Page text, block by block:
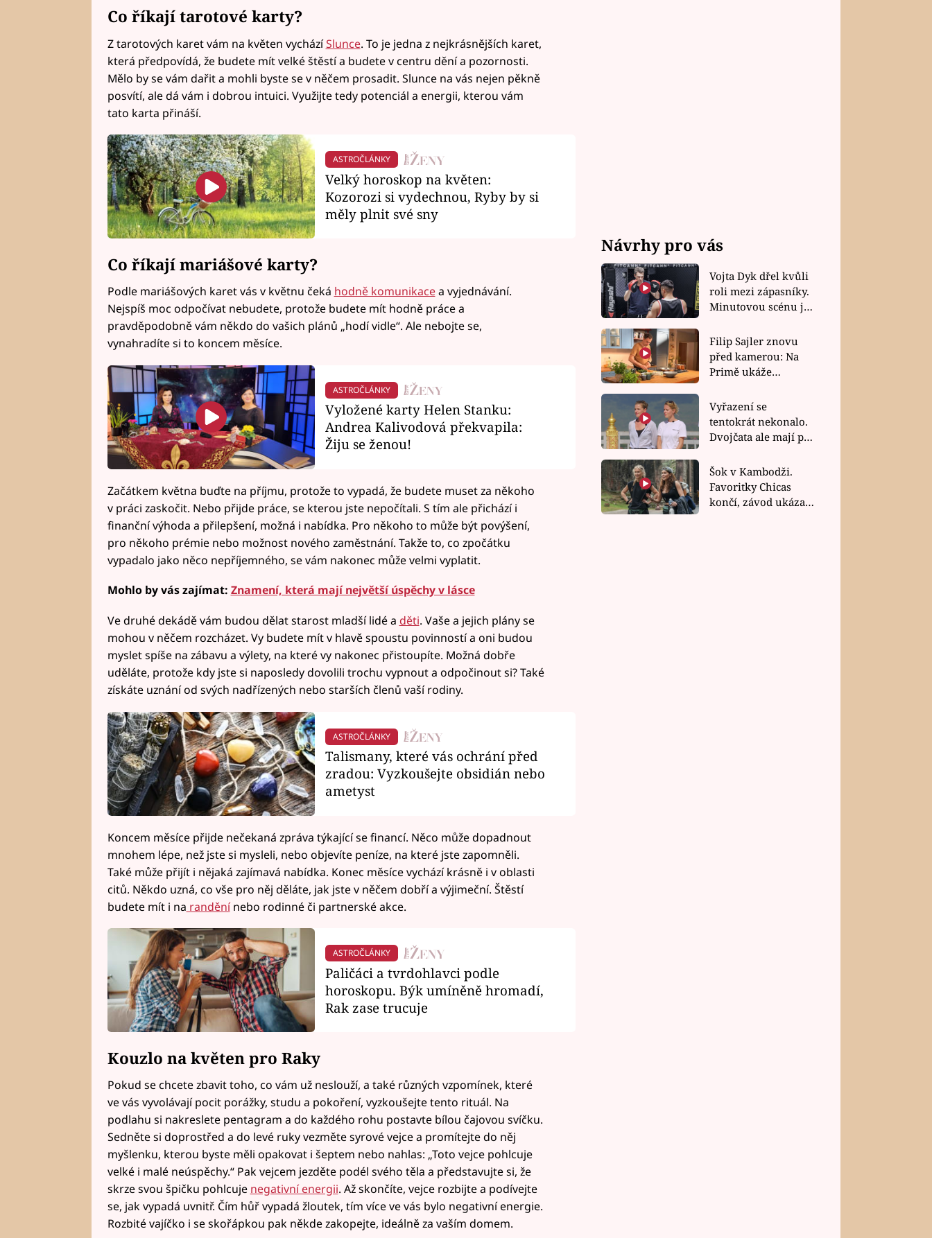
Co říkají tarotové karty?
Z tarotových karet vám na květen vycházíSlunce. To je jedna z nejkrásnějších karet,
která předpovídá, že budete mít velké štěstí a budete v centru dění a pozornosti.
Mělo by se vám dařit a mohli byste se v něčem prosadit. Slunce na vás nejen pěkně
posvítí, ale dá vám i dobrou intuici. Využijte tedy potenciál a energii, kterou vám
tato karta přináší.
ASTROČLÁNKY
Velký horoskop na květen:
Kozorozi si vydechnou, Ryby by si
měly plnit své sny
Co říkají mariášové karty?
Podle mariášových karet vás v květnu čeká hodně komunikacea vyjednávání.
Nejspíš moc odpočívat nebudete, protože budete mít hodně práce a
pravděpodobně vám někdo do vašich plánů „hodí vidle“. Ale nebojte se,
vynahradíte si to koncem měsíce.
ASTROČLÁNKY
Vyložené karty Helen Stanku:
Andrea Kalivodová překvapila:
Žiju se ženou!
Začátkem května buďte na příjmu, protože to vypadá, že budete muset za někoho
v práci zaskočit. Nebo přijde práce, se kterou jste nepočítali. S tím ale přichází i
finanční výhoda a přilepšení, možná i nabídka. Pro někoho to může být povýšení,
pro někoho prémie nebo možnost nového zaměstnání. Takže to, co zpočátku
vypadalo jako něco nepříjemného, se vám nakonec může velmi vyplatit.
Mohlo by vás zajímat: Znamení, která mají největší úspěchy v lásce
Ve druhé dekádě vám budou dělat starost mladší lidé a děti. Vaše a jejich plány se
mohou v něčem rozcházet. Vy budete mít v hlavě spoustu povinností a oni budou
myslet spíše na zábavu a výlety, na které vy nakonec přistoupíte. Možná dobře
uděláte, protože kdy jste si naposledy dovolili trochu vypnout a odpočinout si? Také
získáte uznání od svých nadřízených nebo starších členů vaší rodiny.
ASTROČLÁNKY
Talismany, které vás ochrání před
zradou: Vyzkoušejte obsidián nebo
ametyst
Koncem měsíce přijde nečekaná zpráva týkající se financí. Něco může dopadnout
mnohem lépe, než jste si mysleli, nebo objevíte peníze, na které jste zapomněli.
Také může přijít i nějaká zajímavá nabídka. Konec měsíce vychází krásně i v oblasti
citů. Někdo uzná, co vše pro něj děláte, jak jste v něčem dobří a výjimeční. Štěstí
budete mít i na randěnínebo rodinné či partnerské akce.
ASTROČLÁNKY
Paličáci a tvrdohlavci podle
horoskopu. Býk umíněně hromadí,
Rak zase trucuje
Kouzlo na květen pro Raky
Pokud se chcete zbavit toho, co vám už neslouží, a také různých vzpomínek, které
ve vás vyvolávají pocit porážky, studu a pokoření, vyzkoušejte tento rituál. Na
podlahu si nakreslete pentagram a do každého rohu postavte bílou čajovou svíčku.
Sedněte si doprostřed a do levé ruky vezměte syrové vejce a promítejte do něj
myšlenku, kterou byste měli opakovat i šeptem nebo nahlas: „Toto vejce pohlcuje
velké i malé neúspěchy.“ Pak vejcem jezděte podél svého těla a představujte si, že
skrze svou špičku pohlcuje negativní energii. Až skončíte, vejce rozbijte a podívejte
se, jak vypadá uvnitř. Čím hůř vypadá žloutek, tím více ve vás bylo negativní energie.
Rozbité vajíčko i se skořápkou pak někde zakopejte, ideálně za vaším domem.
Návrhy pro vás
Vojta Dyk dřel kvůli
roli mezi zápasníky.
Minutovou scénu jel
Filip Sajler znovu
před kamerou: Na
Primě ukáže
rychlé recepty
Vyřazení se
tentokrát nekonalo.
Dvojčata ale mají po
závodu nůž na krku
Šok v Kambodži.
Favoritky Chicas
končí, závod ukázal